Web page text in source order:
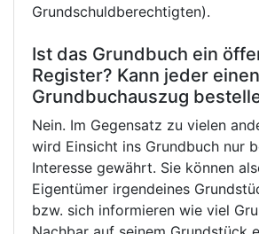
Grundschuldberechtigten).
Ist das Grundbuch ein
Register? Kann jeder einen
Grundbuchauszug
Nein. Im Gegensatz zu vielen
wird Einsicht ins Grundbuch nur
Interesse gewährt. Sie können
Eigentümer irgendeines
bzw. sich informieren wie viel